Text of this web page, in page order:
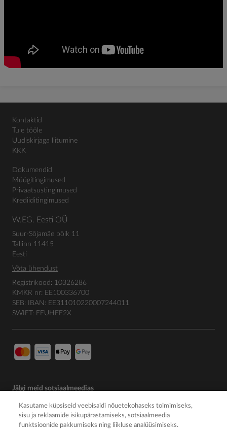
Kontaktid
Tule tööle
Uudiskirjaga liitumine
KKK
Dokumendid
Müügitingimused
Privaatsustingimused
Krediiditingimused
W.EG. Eesti OÜ
Suur-Sõjamäe põik 11
Tallinn 11415
Eesti
Võta ühendust
Registrikood: 10326286
KMKR nr: EE100336700
SEB: IBAN: EE311010220007244011
SWIFT: EEUHEE2X
Jälgi meid sotsiaalmeedias
Kasutame küpsiseid veebisaidi nõuetekohaseks toimimiseks,
sisu ja reklaamide isikupärastamiseks, sotsiaalmeedia
funktsioonide pakkumiseks ning liikluse analüüsimiseks.